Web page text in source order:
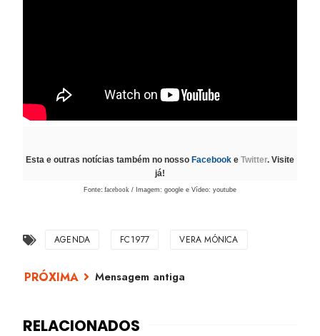
Esta e outras notícias também no nosso Facebook e Twitter. Visite
já!
Fonte: facebook / Imagem: google e Vídeo: youtube
AGENDA FC1977 VERA MÓNICA
Mensagem antiga